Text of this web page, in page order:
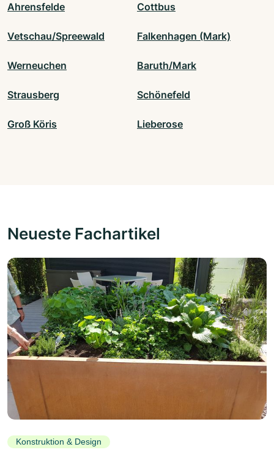
Ahrensfelde Cottbus
Vetschau/Spreewald Falkenhagen (Mark)
Werneuchen Baruth/Mark
Strausberg Schönefeld
Groß Köris Lieberose
Neueste Fachartikel
Konstruktion & Design